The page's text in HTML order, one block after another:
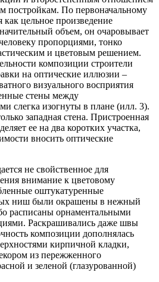
постройкам. По первоначальному
как цельное произведение
объем, он очаровывает
пропорциями, тонко
и цветовым решением.
композиции строители
на оптические иллюзии –
визуального восприятия
стены между
слегка изогнуты в плане (илл. 3).
западная стена. Пристроенная
ее на два коротких участка,
вносить оптические
не свойственное для
внимание к цветовому
оштукатуренные
ниш были окрашены в нежный
расписаны орнаментальными
Раскрашивались даже швы
композиции дополнялась
кирпичной кладки,
из пережженного
и зеленой (глазурованной)